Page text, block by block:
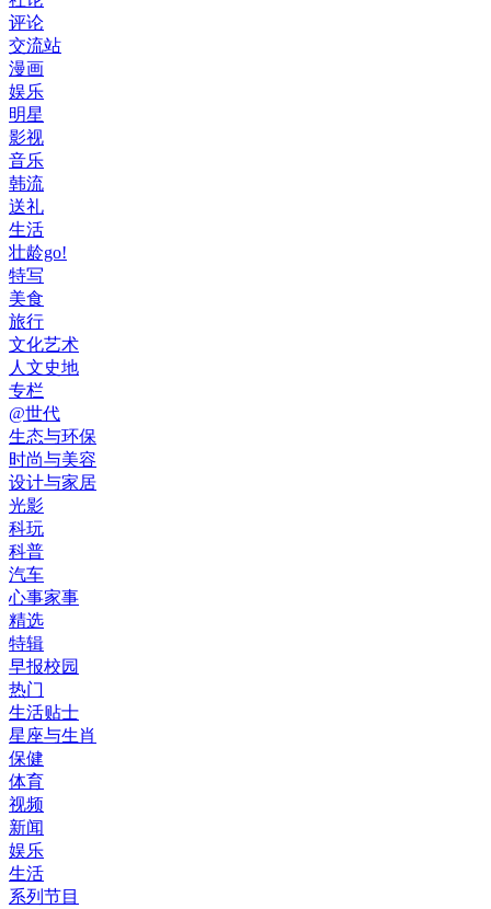
评论
交流站
漫画
娱乐
明星
影视
音乐
韩流
送礼
生活
壮龄go!
特写
美食
旅行
文化艺术
人文史地
专栏
@世代
生态与环保
时尚与美容
设计与家居
光影
科玩
科普
汽车
心事家事
精选
特辑
早报校园
热门
生活贴士
星座与生肖
保健
体育
视频
新闻
娱乐
生活
系列节目